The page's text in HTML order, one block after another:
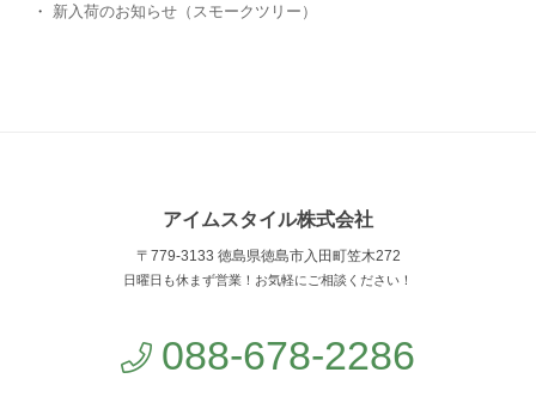
新入荷のお知らせ（スモークツリー）
アイムスタイル株式会社
〒779-3133 徳島県徳島市入田町笠木272
日曜日も休まず営業！お気軽にご相談ください！
088-678-2286